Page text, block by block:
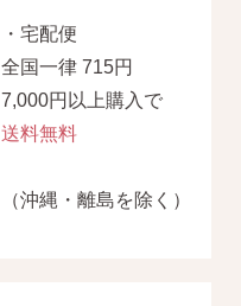
・宅配便
全国一律 715円
7,000円以上購入で
送料無料
（沖縄・離島を除く）